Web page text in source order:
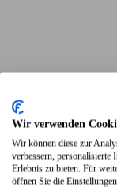
Terrassendielen
Wir verwenden
Wir können diese zur
verbessern, personalisierte
Erlebnis zu bieten. Für
öffnen Sie die